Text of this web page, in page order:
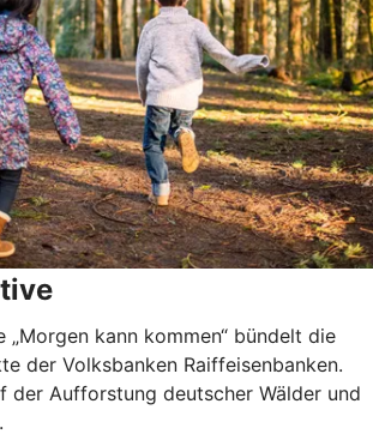
„Morgen kann kommen“ bündelt die
der Volksbanken Raiffeisenbanken.
der Aufforstung deutscher Wälder und